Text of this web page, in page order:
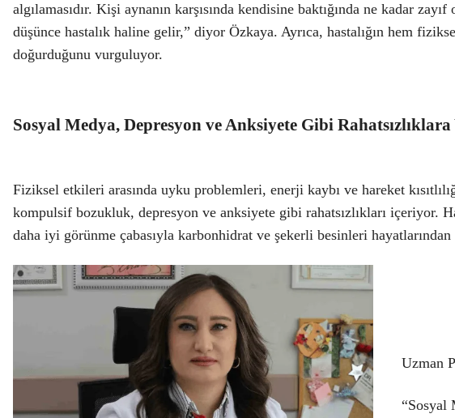
algılamasıdır. Kişi aynanın karşısında kendisine baktığında ne kadar
düşünce hastalık haline gelir,” diyor Özkaya. Ayrıca, hastalığın hem
doğurduğunu vurguluyor.
Sosyal Medya, Depresyon ve Anksiyete Gibi
Fiziksel etkileri arasında uyku problemleri, enerji kaybı ve hareket
kompulsif bozukluk, depresyon ve anksiyete gibi rahatsızlıkları içeriyor.
daha iyi görünme çabasıyla karbonhidrat ve şekerli besinleri
Uzman
“Sosyal